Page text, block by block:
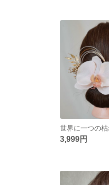
3,999円